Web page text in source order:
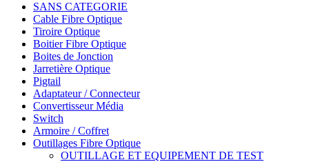
SANS CATEGORIE
Cable Fibre Optique
Tiroire Optique
Boitier Fibre Optique
Boites de Jonction
Jarretière Optique
Pigtail
Adaptateur / Connecteur
Convertisseur Média
Switch
Armoire / Coffret
Outillages Fibre Optique
OUTILLAGE ET EQUIPEMENT DE TEST